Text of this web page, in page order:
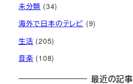
未分類 (34)
海外で日本のテレビ (9)
生活 (205)
音楽 (108)
最近の記事